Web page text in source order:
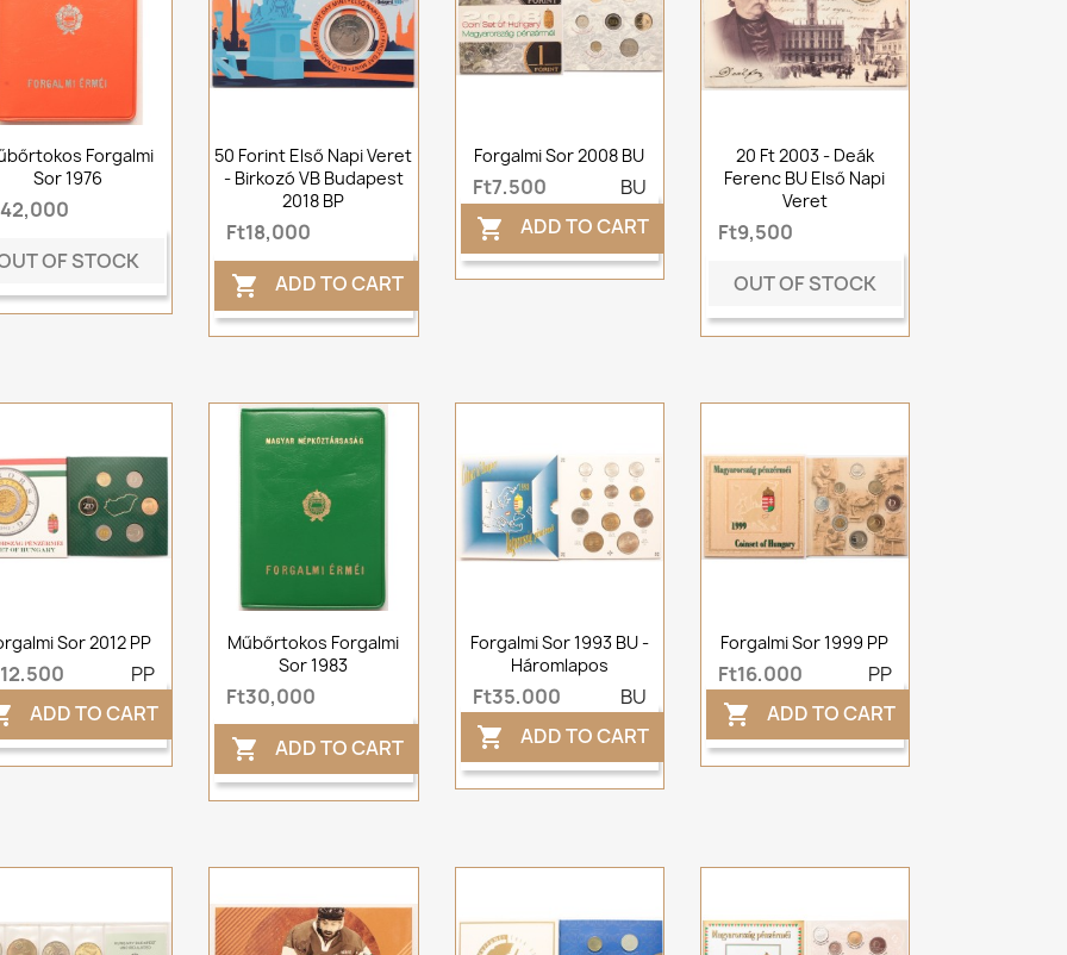
Forgalmi
Sor 1976
OF STOCK
50 Forint Első Napi Veret
- Birkozó VB Budapest
2018 BP
Ft18,000
 ADD TO CART
Forgalmi Sor 2008 BU
Ft7,500 BU
 ADD TO CART
20 Ft 2003 - Deák
Ferenc BU Első Napi
Veret
Ft9,500
OUT OF STOCK
Sor 2012 PP
PP
ADD TO CART
Műbőrtokos Forgalmi
Sor 1983
Ft30,000
 ADD TO CART
Forgalmi Sor 1993 BU -
Háromlapos
Ft35,000 BU
 ADD TO CART
Forgalmi Sor 1999 PP
Ft16,000 PP
 ADD TO CART